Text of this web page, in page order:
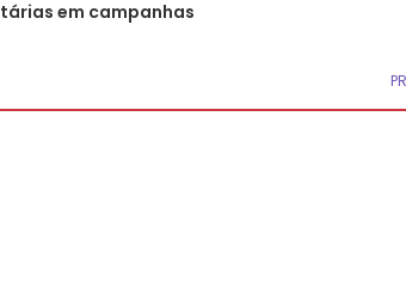
em campanhas